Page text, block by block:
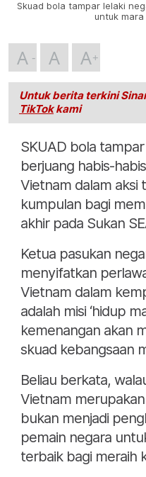
Skuad bola tampar lelaki
untuk
A A A
Untuk berita terkini
TikTokkami
SKUAD bola
berjuang habis-
Vietnam dalam aksi
kumpulan bagi
akhir pada Sukan
Ketua pasukan
menyifatkan
Vietnam dalam
adalah misi ‘hidup
kemenangan akan
skuad kebangsaan
Beliau berkata,
Vietnam
bukan menjadi
pemain negara
terbaik bagi meraih